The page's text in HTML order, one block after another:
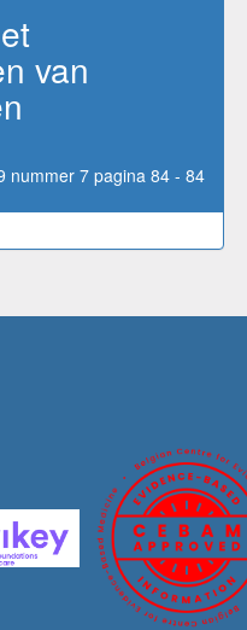
van
nummer 7 pagina 84 - 84